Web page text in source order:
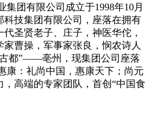
集团有限公司成立于1998年10月
科技集团有限公司，座落在拥有
圣贤老子、庄子，神医华佗，
曹操，军事家张良，悯农诗人
都”——亳州，现集团公司座落
康：礼尚中国，惠康天下；尚元
高端的专家团队，首创“中国食